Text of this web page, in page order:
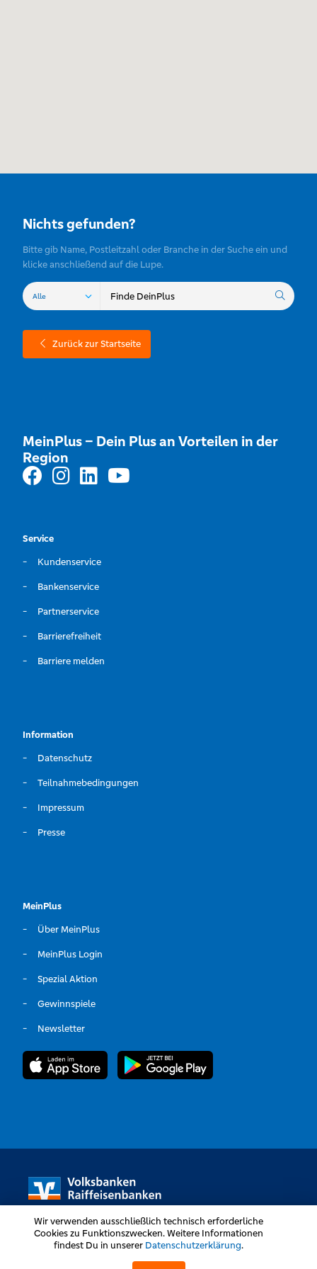
Nichts gefunden?
Bitte gib Name, Postleitzahl oder Branche in der Suche ein und
klicke anschließend auf die Lupe.
Zurück zur Startseite
MeinPlus – Dein Plus an Vorteilen in der
Region
Service
Kundenservice
Bankenservice
Partnerservice
Barrierefreiheit
Barriere melden
Information
Datenschutz
Teilnahmebedingungen
Impressum
Presse
MeinPlus
Über MeinPlus
MeinPlus Login
Spezial Aktion
Gewinnspiele
Newsletter
Volksbanken Raiffeisenbanken © Alle Rechte vorbehalten
Wir verwenden ausschließlich technisch erforderliche
Cookies zu Funktionszwecken. Weitere Informationen
findest Du in unserer Datenschutzerklärung.